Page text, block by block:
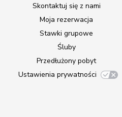
Skontaktuj się z nami
Moja rezerwacja
Stawki grupowe
Śluby
Przedłużony pobyt
Ustawienia prywatności